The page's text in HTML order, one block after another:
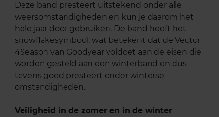
Deze band presteert uitstekend onder alle
weersomstandigheden en kun je daarom het
hele jaar door gebruiken. De band heeft het
snowflakesymbool, wat betekent dat de Vector
4Season van Goodyear voldoet aan de eisen die
worden gesteld aan een winterband en dus
tevens goed presteert onder winterse
omstandigheden.
Veiligheid in de zomer en in de winter